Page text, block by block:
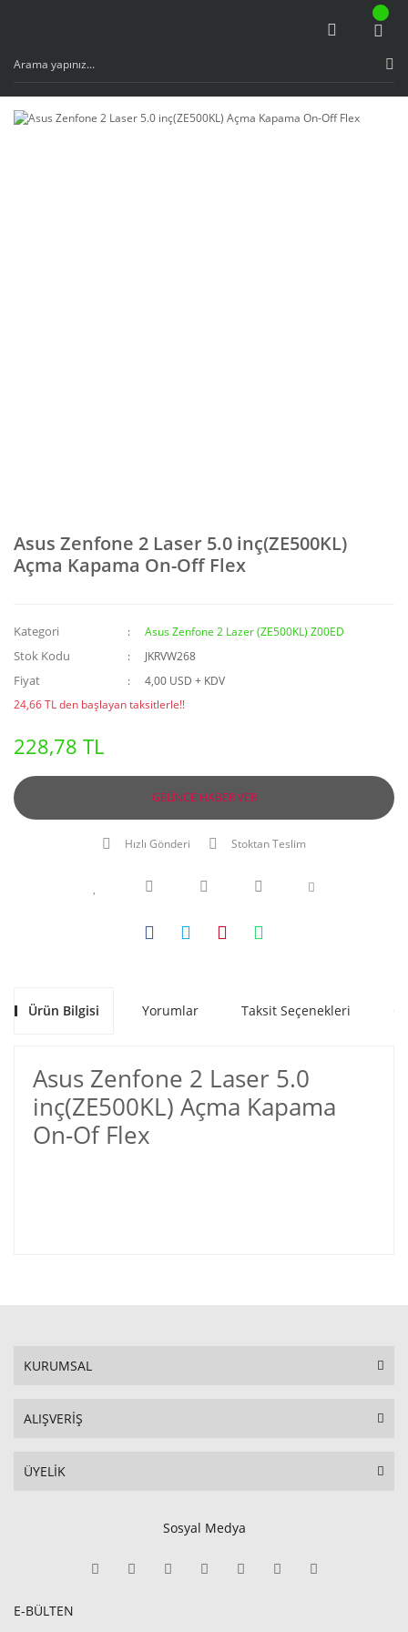
Asus Zenfone 2 Laser 5.0 inç(ZE500KL)
Açma Kapama On-Off Flex
Kategori Asus Zenfone 2 Lazer (ZE500KL) Z00ED
Stok Kodu JKRVW268
Fiyat
4,00 USD + KDV
24,66 TL den başlayan taksitlerle!!
228,78 TL
GELİNCE HABER VER
Hızlı Gönderi Stoktan Teslim
Ürün Bilgisi Yorumlar Taksit Seçenekleri
Asus Zenfone 2 Laser 5.0
inç(ZE500KL) Açma Kapama
On-Of Flex
KURUMSAL
ALIŞVERİŞ
ÜYELİK
Sosyal Medya
E-BÜLTEN